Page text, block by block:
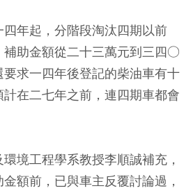
年起，分階段淘汰四期以前
補助金額從二十三萬元到三四○
求一四年後登記的柴油車有十
在二七年之前，連四期車都會
境工程學系教授李順誠補充，
額前，已與車主反覆討論過，